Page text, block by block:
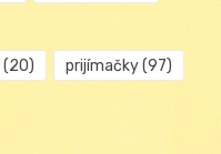
(20) prijímačky(97)